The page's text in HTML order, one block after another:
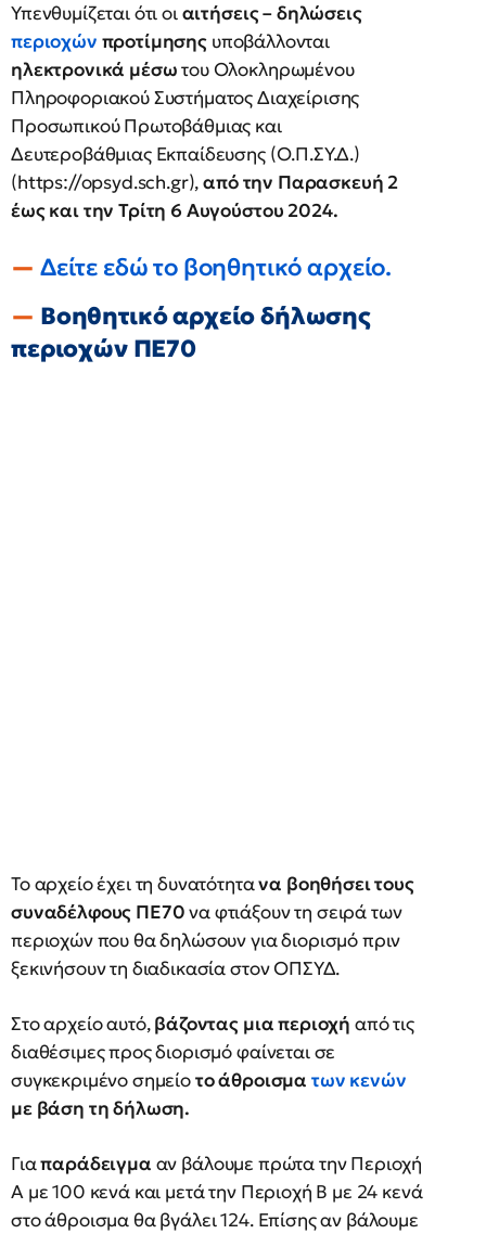
Υπενθυμίζεται ότι οιαιτήσεις – δηλώσεις
περιοχών προτίμησηςυποβάλλονται
ηλεκτρονικά μέσωτου Ολοκληρωμένου
Πληροφοριακού Συστήματος Διαχείρισης
Προσωπικού Πρωτοβάθμιας και
Δευτεροβάθμιας Εκπαίδευσης (Ο.Π.ΣΥ.Δ.)
(https://opsyd.sch.gr),από την Παρασκευή 2
έως και την Τρίτη 6 Αυγούστου 2024.
Δείτε εδώ το βοηθητικό αρχείο.
Βοηθητικό αρχείο δήλωσης
περιοχών ΠΕ70
Το αρχείο έχει τη δυνατότητανα βοηθήσει τους
συναδέλφους ΠΕ70να φτιάξουν τη σειρά των
περιοχών που θα δηλώσουν για διορισμό πριν
ξεκινήσουν τη διαδικασία στον ΟΠΣΥΔ.
Στο αρχείο αυτό,βάζοντας μια περιοχή από τις
διαθέσιμες προς διορισμό φαίνεται σε
συγκεκριμένο σημείοτο άθροισμα των κενών
με βάση τη δήλωση.
Γιαπαράδειγμα αν βάλουμε πρώτα την Περιοχή
Α με 100 κενά και μετά την Περιοχή Β με 24 κενά
στο άθροισμα θα βγάλει 124. Επίσης αν βάλουμε